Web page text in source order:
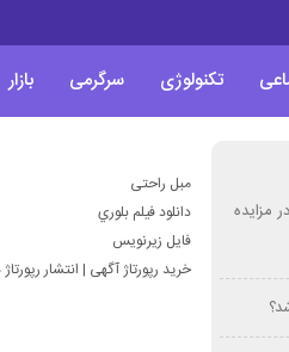
تکنولوژی سرگرمی بازار
مزایده
مبل راحتی
دانلود فيلم بلوري
فايل زيرنويس
خرید رپورتاژ آگهی | انتشار